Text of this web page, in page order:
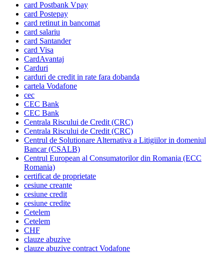
card Postbank Vpay
card Postepay
card retinut in bancomat
card salariu
card Santander
card Visa
CardAvantaj
Carduri
carduri de credit in rate fara dobanda
cartela Vodafone
cec
CEC Bank
CEC Bank
Centrala Riscului de Credit (CRC)
Centrala Riscului de Credit (CRC)
Centrul de Solutionare Alternativa a Litigiilor in domeniul
Bancar (CSALB)
Centrul European al Consumatorilor din Romania (ECC
Romania)
certificat de proprietate
cesiune creante
cesiune credit
cesiune credite
Cetelem
Cetelem
CHF
clauze abuzive
clauze abuzive contract Vodafone